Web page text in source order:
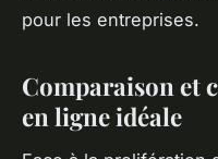
pour les entreprises.
Comparaison et
en ligne idéale